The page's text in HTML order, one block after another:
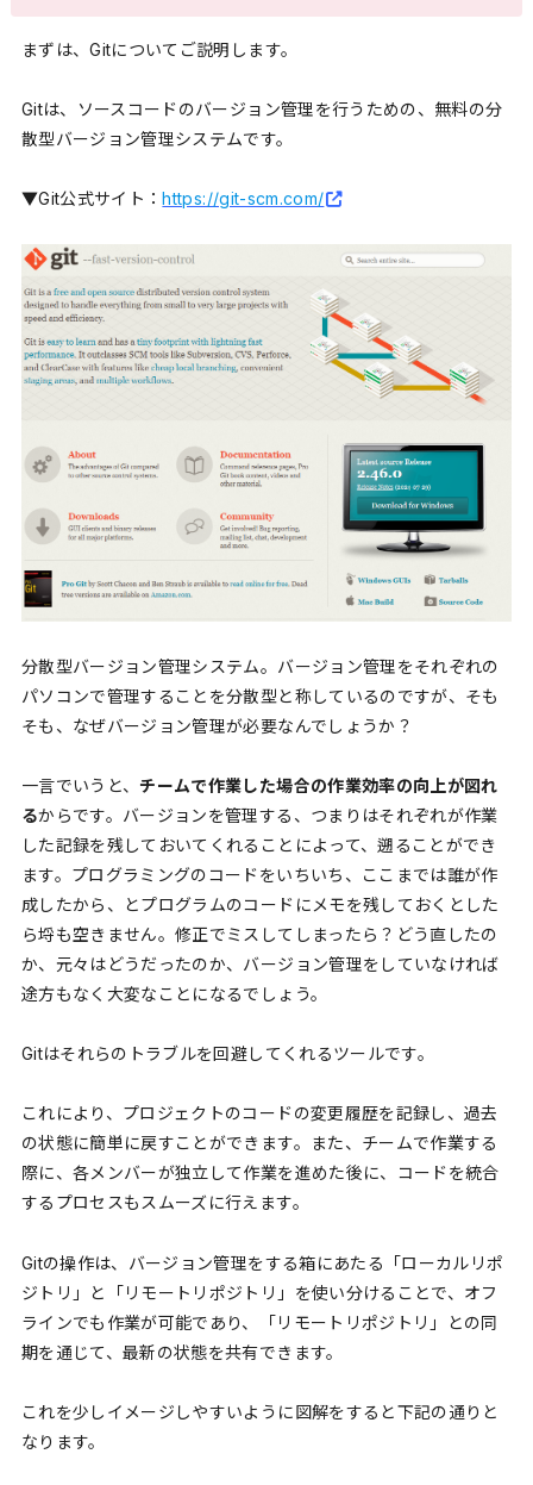
まずは、Gitについてご説明します。
Gitは、ソースコードのバージョン管理を行うための、無料の分
散型バージョン管理システムです。
▼Git公式サイト： https://git-scm.com/
分散型バージョン管理システム。バージョン管理をそれぞれの
パソコンで管理することを分散型と称しているのですが、そも
そも、なぜバージョン管理が必要なんでしょうか？
一言でいうと、 チームで作業した場合の作業効率の向上が図れ
るからです。バージョンを管理する、つまりはそれぞれが作業
した記録を残しておいてくれることによって、遡ることができ
ます。プログラミングのコードをいちいち、ここまでは誰が作
成したから、とプログラムのコードにメモを残しておくとした
ら埒も空きません。修正でミスしてしまったら？どう直したの
か、元々はどうだったのか、バージョン管理をしていなければ
途方もなく大変なことになるでしょう。
Gitはそれらのトラブルを回避してくれるツールです。
これにより、プロジェクトのコードの変更履歴を記録し、過去
の状態に簡単に戻すことができます。また、チームで作業する
際に、各メンバーが独立して作業を進めた後に、コードを統合
するプロセスもスムーズに行えます。
Gitの操作は、バージョン管理をする箱にあたる「ローカルリポ
ジトリ」と「リモートリポジトリ」を使い分けることで、オフ
ラインでも作業が可能であり、「リモートリポジトリ」との同
期を通じて、最新の状態を共有できます。
これを少しイメージしやすいように図解をすると下記の通りと
なります。